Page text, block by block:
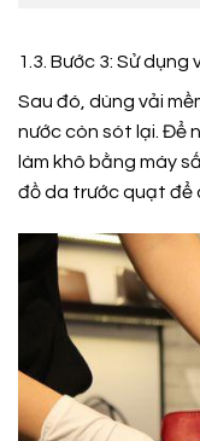
1.3. Bước 3: Sử dụng
Sau đó, dùng vải
nước còn sót lại. Để
làm khô bằng máy
đồ da trước quạt để